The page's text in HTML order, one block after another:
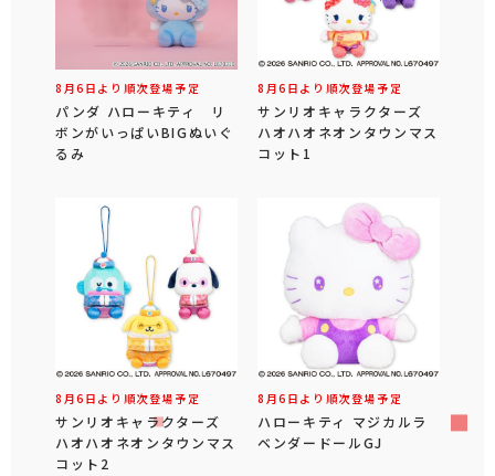
8月6日より順次登場予定
パンダ ハローキティ リ
ボンがいっぱいBIGぬいぐ
るみ
8月6日より順次登場予定
サンリオキャラクターズ
ハオハオネオンタウンマス
コット1
8月6日より順次登場予定
サンリオキャラクターズ
ハオハオネオンタウンマス
コット2
8月6日より順次登場予定
ハローキティ マジカルラ
ベンダードールGJ